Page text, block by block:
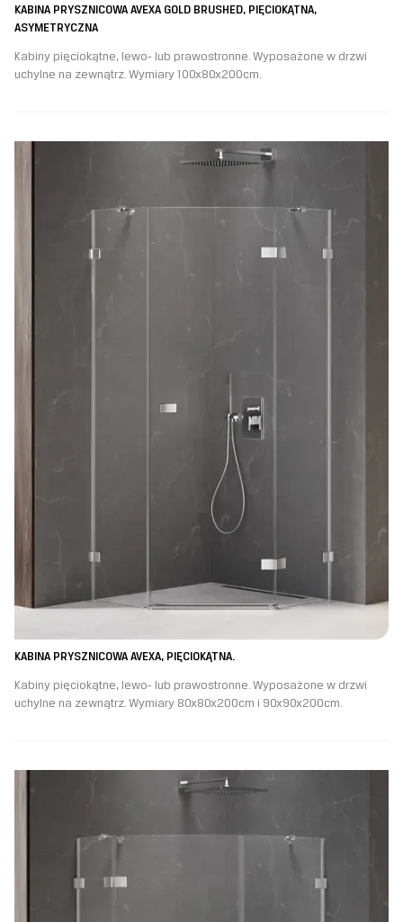
KABINA PRYSZNICOWA AVEXA GOLD BRUSHED, PIĘCIOKĄTNA,
ASYMETRYCZNA
Kabiny pięciokątne, lewo- lub prawostronne. Wyposażone w drzwi
uchylne na zewnątrz. Wymiary 100x80x200cm.
KABINA PRYSZNICOWA AVEXA, PIĘCIOKĄTNA.
Kabiny pięciokątne, lewo- lub prawostronne. Wyposażone w drzwi
uchylne na zewnątrz. Wymiary 80x80x200cm i 90x90x200cm.